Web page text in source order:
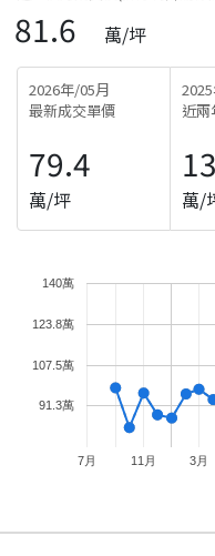
81.6 萬/坪
2026年/05月
最新成交單價
79.4
萬/坪
近兩
萬/
7月 11月 3月
91.3萬
107.5萬
123.8萬
140萬